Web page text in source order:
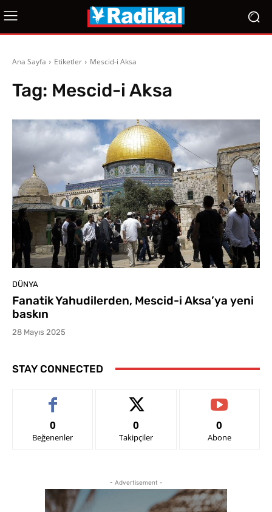
Ana Sayfa Etiketler Mescid-i Aksa
Tag: Mescid-i Aksa
DÜNYA
Fanatik Yahudilerden, Mescid-i Aksa’ya yeni
baskın
28 Mayıs 2025
STAY CONNECTED
0
Beğenenler
0
Takipçiler
0
Abone
- Advertisement -